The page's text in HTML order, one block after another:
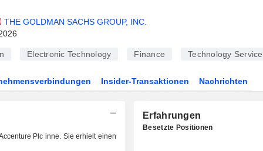
THE GOLDMAN SACHS GROUP, INC.
Electronic Technology Finance Technology
Insider-Transaktionen Nachrichten
Plc inne. Sie erhielt einen
Erfahrungen
Besetzte Positionen